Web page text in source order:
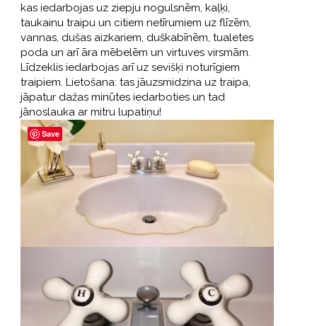
kas iedarbojas uz ziepju nogulsnēm, kaļķi,
taukainu traipu un citiem netīrumiem uz flīzēm,
vannas, dušas aizkariem, duškabīnēm, tualetes
poda un arī āra mēbelēm un virtuves virsmām.
Līdzeklis iedarbojas arī uz sevišķi noturīgiem
traipiem. Lietošana: tas jāuzsmidzina uz traipa,
jāpatur dažas minūtes iedarboties un tad
jānoslauka ar mitru lupatiņu!
Save